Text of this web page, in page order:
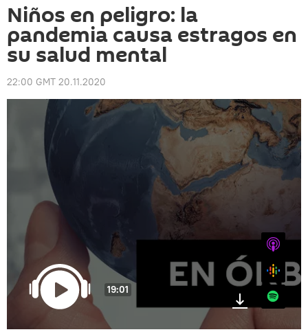
Niños en peligro: la
pandemia causa estragos en
su salud mental
22:00 GMT 20.11.2020
19:01
iTunes
Google
Spotify